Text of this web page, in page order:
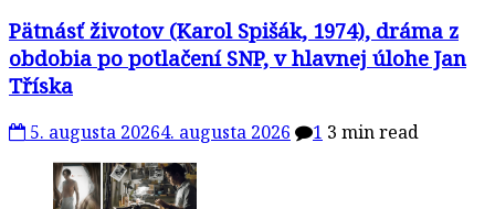
Pätnásť životov (Karol Spišák, 1974), dráma z
obdobia po potlačení SNP, v hlavnej úlohe Jan
Tříska
5. augusta 20264. augusta 2026 1 3 min read